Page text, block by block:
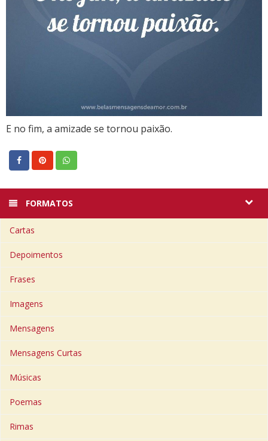
E no fim, a amizade se tornou paixão.
FORMATOS
Cartas
Depoimentos
Frases
Imagens
Mensagens
Mensagens Curtas
Músicas
Poemas
Rimas